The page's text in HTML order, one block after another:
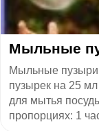
​Мыльные
Мыльные
пузырек на 25 мл
для мытья
пропорциях: 1